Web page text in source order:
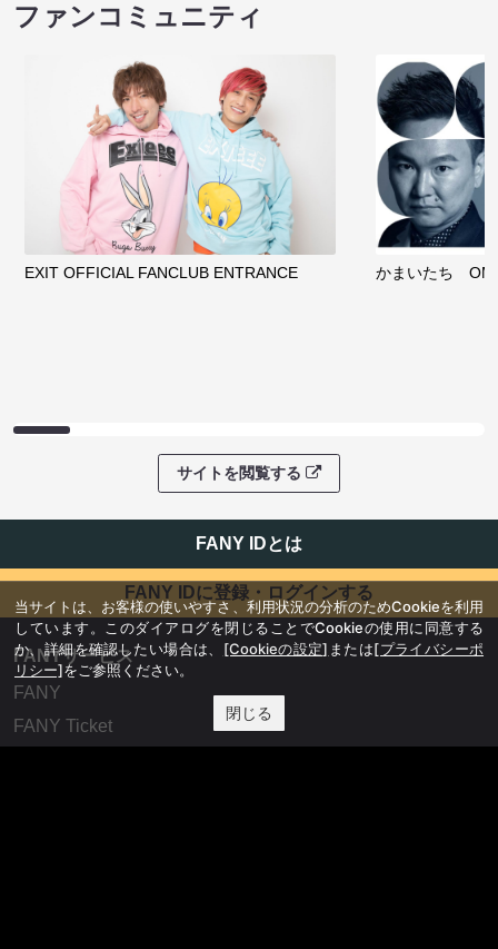
ファンコミュニティ
EXIT OFFICIAL FANCLUB ENTRANCE かまいたち
サイトを閲覧する
FANY IDとは
FANY IDに登録・ログインする
FANYサービス
FANY
FANY Ticket
当サイトは、お客様の使いやすさ、利用状況の分析のためCookieを利用
しています。このダイアログを閉じることでCookieの使用に同意する
か、詳細を確認したい場合は、 [Cookieの設定] または[プライバシーポ
リシー]をご参照ください。
閉じる